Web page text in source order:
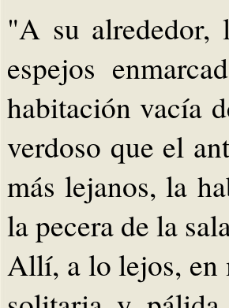
"A su alrededor,
espejos
habitación vacía
verdoso que el
más lejanos, la
la pecera de la
Allí, a lo lejos, en